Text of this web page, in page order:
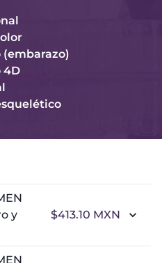
4D
y
$413.10 MXN